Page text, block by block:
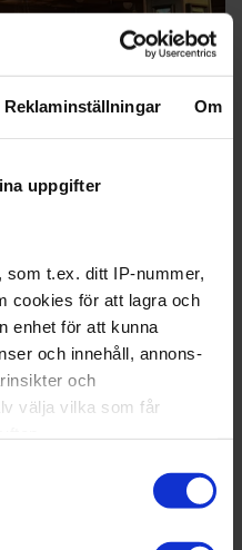
Reklaminställningar Om
uppgifter
som t.ex. ditt IP-nummer,
cookies för att lagra och
enhet för att kunna
och innehåll, annons-
och
välja vilka som får
vilja:
på upp till flera meter
första match som
som valt att ansöka om
istället för att stänga
de brukar – stängde de
hög